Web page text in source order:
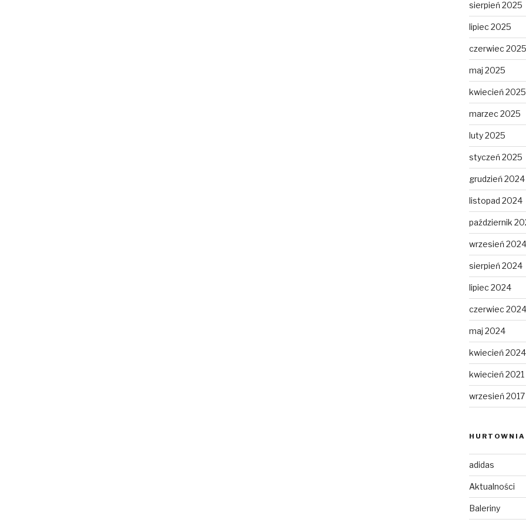
sierpień 2025
lipiec 2025
czerwiec 2025
maj 2025
kwiecień 2025
marzec 2025
luty 2025
styczeń 2025
grudzień 2024
listopad 2024
październik
wrzesień 2024
sierpień 2024
lipiec 2024
czerwiec 2024
maj 2024
kwiecień 2024
kwiecień 2021
wrzesień 2017
adidas
Aktualności
Baleriny